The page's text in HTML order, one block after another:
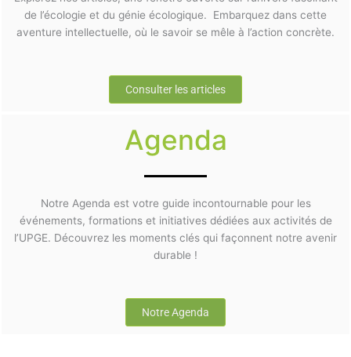
de l’écologie et du génie écologique. Embarquez dans cette
aventure intellectuelle, où le savoir se mêle à l’action concrète.
Consulter les articles
Agenda
Notre Agenda est votre guide incontournable pour les
événements, formations et initiatives dédiées aux activités de
l’UPGE. Découvrez les moments clés qui façonnent notre avenir
durable !
Notre Agenda